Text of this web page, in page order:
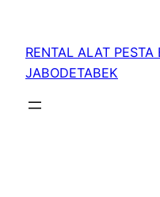
RENTAL ALAT PESTA
JABODETABEK